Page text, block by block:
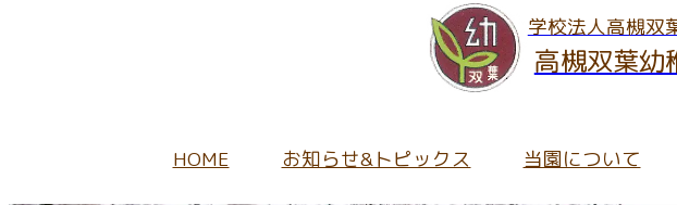
学校法人高槻双
高槻双葉幼
HOME お知らせ&トピックス 当園について